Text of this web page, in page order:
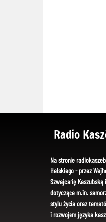
Radio
Na stronie
Helskiego - przez
Szwajcarię
dotyczące m.in.
stylu życia oraz
i rozwojem języka